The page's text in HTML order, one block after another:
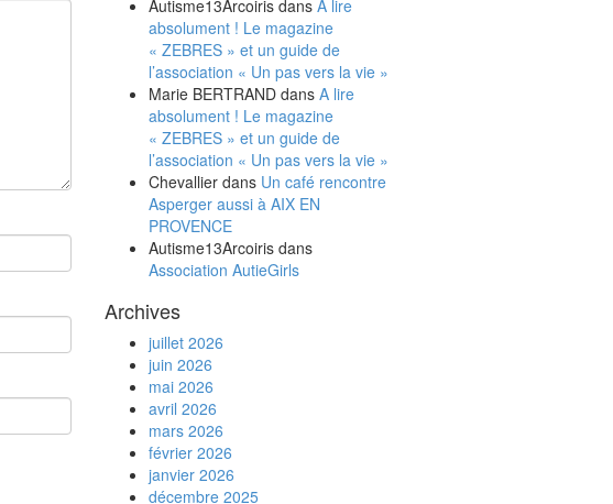
Autisme13Arcoiris dans A lire
absolument ! Le magazine
« ZEBRES » et un guide de
l’association « Un pas vers la vie »
Marie BERTRAND dans A lire
absolument ! Le magazine
« ZEBRES » et un guide de
l’association « Un pas vers la vie »
Chevallier dans Un café rencontre
Asperger aussi à AIX EN
PROVENCE
Autisme13Arcoiris dans
Association AutieGirls
Archives
juillet 2026
juin 2026
mai 2026
avril 2026
mars 2026
février 2026
janvier 2026
décembre 2025